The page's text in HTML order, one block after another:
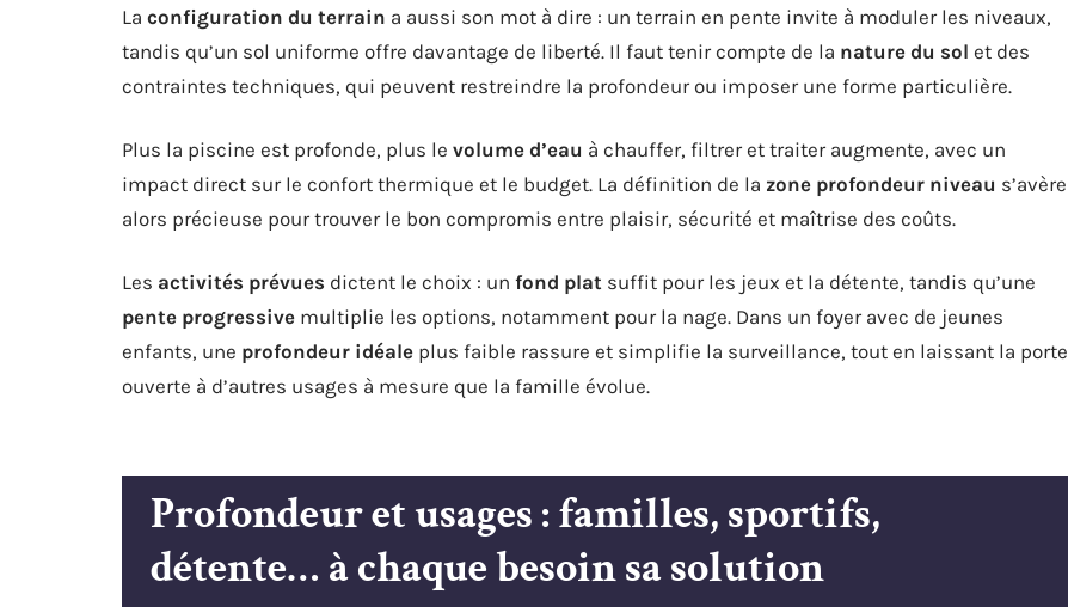
La configuration du terrain a aussi son mot à dire : un terrain en pente invite à moduler les niveaux,
tandis qu’un sol uniforme offre davantage de liberté. Il faut tenir compte de la nature du sol et des
contraintes techniques, qui peuvent restreindre la profondeur ou imposer une forme particulière.
Plus la piscine est profonde, plus le volume d’eau à chauffer, filtrer et traiter augmente, avec un
impact direct sur le confort thermique et le budget. La définition de la zone profondeur niveau s’avère
alors précieuse pour trouver le bon compromis entre plaisir, sécurité et maîtrise des coûts.
Les activités prévues dictent le choix : un fond plat suffit pour les jeux et la détente, tandis qu’une
pente progressive multiplie les options, notamment pour la nage. Dans un foyer avec de jeunes
enfants, une profondeur idéale plus faible rassure et simplifie la surveillance, tout en laissant la porte
ouverte à d’autres usages à mesure que la famille évolue.
Profondeur et usages : familles, sportifs,
détente… à chaque besoin sa solution